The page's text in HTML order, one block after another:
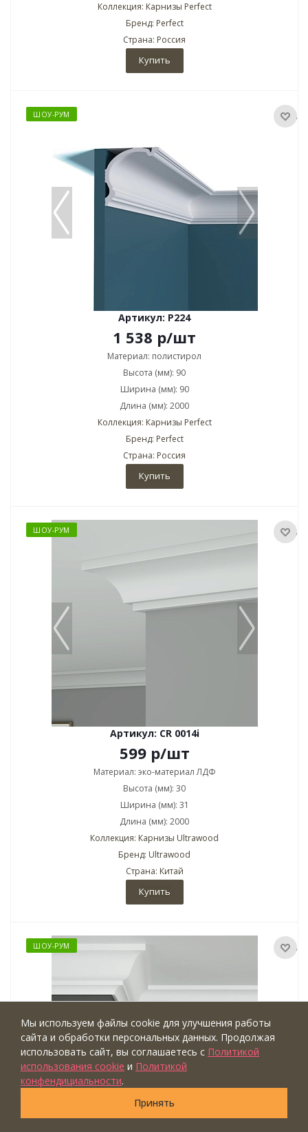
Коллекция: Карнизы Perfect
Бренд: Perfect
Страна: Россия
Купить
ШОУ-РУМ
Артикул: P224
1 538 р/шт
Материал: полистирол
Высота (мм): 90
Ширина (мм): 90
Длина (мм): 2000
Коллекция: Карнизы Perfect
Бренд: Perfect
Страна: Россия
Купить
ШОУ-РУМ
Артикул: CR 0014i
599р/шт
Материал: эко-материал ЛДФ
Высота (мм): 30
Ширина (мм): 31
Длина (мм): 2000
Коллекция: Карнизы Ultrawood
Бренд: Ultrawood
Страна: Китай
Купить
ШОУ-РУМ
Мы используем файлы cookie для улучшения работы
сайта и обработки персональных данных. Продолжая
использовать сайт, вы соглашаетесь с Политикой
использования cookie и Политикой
конфендициальности.
Принять